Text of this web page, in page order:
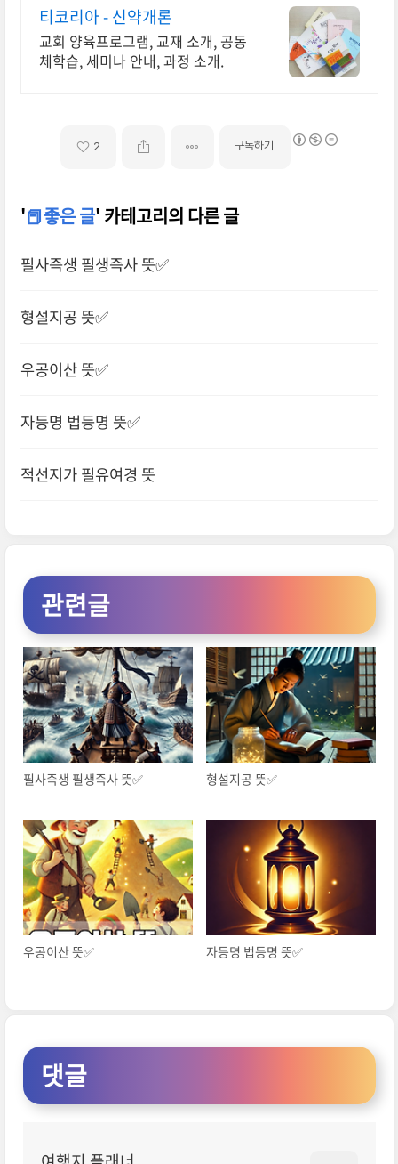
티코리아 - 신약개론
교회 양육프로그램, 교재 소개, 공동
체학습, 세미나 안내, 과정 소개.
2 구독하기
'📕좋은 글' 카테고리의 다른 글
필사즉생 필생즉사 뜻✅
형설지공 뜻✅
우공이산 뜻✅
자등명 법등명 뜻✅
적선지가 필유여경 뜻
관련글
필사즉생 필생즉사 뜻✅ 형설지공 뜻✅
우공이산 뜻✅ 자등명 법등명 뜻✅
댓글